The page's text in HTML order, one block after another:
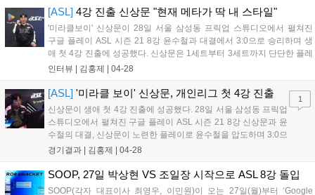
확장을...
[ASL] 4강 진출 신상문 "현재 메타가 딱 내 스타일"
'미라클보이' 신상문이 28일 서울 삼성동 프릭업 스튜디오에서 펼쳐진
구글 플레이 ASL 시즌 21 8강 윤수철과 대결에서 3:0으로 승리하며 생
애 첫 4강 진출에 성공했다. 신상문은 1세트부터 3세트까지 단단한 플레
이를 통해 윤수철을 심리전부터 완전히 제압하며 경기를 자신이 원하는
3...
인터뷰 | 김홍제 04-28
[ASL] '미라클 보이' 신상문, 개인리그 첫 4강 진출
신상문이 생애 첫 4강 진출에 성공했다. 28일 서울 삼성동 프릭업
스튜디오에서 펼쳐진 구글 플레이 ASL 시즌 21 8강 신상문과 윤
수철의 대결, 신상문이 노련한 플레이로 윤수철을 압도하며 3:0으
로 승리, 생애 첫 개인리그 4강에 올라 박상현과 만나게 됐다. 녹
고, 윤수철은 옵저버 이후 트리...
경기결과 | 김홍제 04-28
1
SOOP, 27일 박상현 VS 조일장 시작으로 ASL 8강 돌입
SOOP(각자 대표이사 최영우, 이민원)이 오는 27일(월)부터 ‘Google